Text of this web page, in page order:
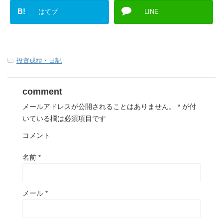
B! はてブ LINE
-投資成績・日記
comment
メールアドレスが公開されることはありません。 * が付
いている欄は必須項目です
コメント
名前 *
メール *